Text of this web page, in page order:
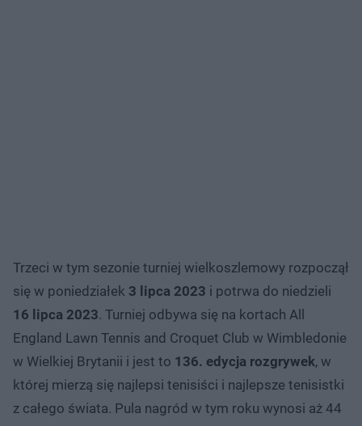
Trzeci w tym sezonie turniej wielkoszlemowy rozpoczął
się w poniedziałek 3 lipca 2023 i potrwa do niedzieli
16 lipca 2023. Turniej odbywa się na kortach All
England Lawn Tennis and Croquet Club w Wimbledonie
w Wielkiej Brytanii i jest to 136. edycja rozgrywek, w
której mierzą się najlepsi tenisiści i najlepsze tenisistki
z całego świata. Pula nagród w tym roku wynosi aż 44